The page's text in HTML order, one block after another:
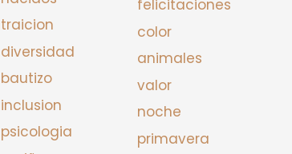
traicion
diversidad
bautizo
inclusion
psicologia
felicitaciones
color
animales
valor
noche
primavera